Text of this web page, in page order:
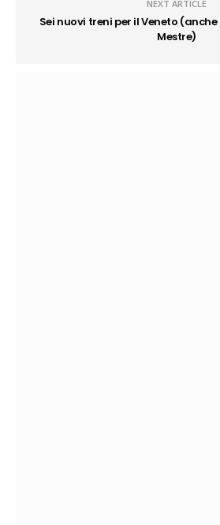
NEXT ARTICLE
Sei nuovi treni per il Veneto
Mestre)